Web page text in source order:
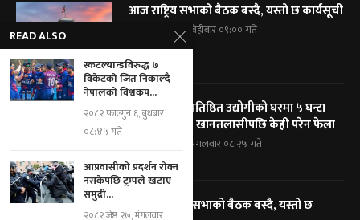
आज राष्ट्रिय सभाको बैठक बस्दै, यस्तो छ कार्यसूची
२०८३ श्रावण २१, बिहीबार ०९:०० गते
विराटनगरका प्रतिष्ठित उद्योगीको घरमा ५ घन्टा
प्रहरी घेराबन्दी, खानतलासीपछि केही परेन फेला
२०८३ श्रावण १९, मंगलवार ०८:२५ गते
आज प्रतिनिधि सभाको बैठक बस्दै, यस्तो छ
READ ALSO
स्कटल्यान्डविरुद्ध ७
विकेटको जित निकाल्दै
नेपालको विश्वकप...
२०८२ फाल्गुन ६, बुधबार
०८:४५ गते
आप्रवासीको प्रदर्शन रोक्न
नसकेपछि ट्रम्पले खटाए
समुद्री...
२०८२ जेष्ठ २७, मंगलवार